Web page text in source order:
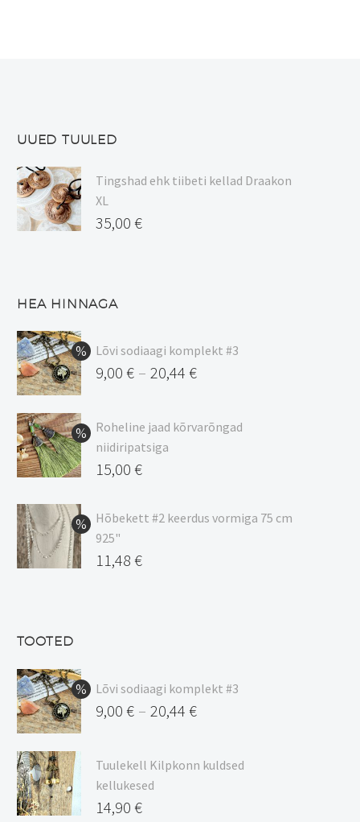
UUED TUULED
Tingshad ehk tiibeti kellad Draakon
XL
35,00 €
HEA HINNAGA
Lõvi sodiaagi komplekt #3
9,00 € – 20,44 €
9,00 €
kuni
20,44 €
Roheline jaad kõrvarõngad
niidiripatsiga
Algne
oli:
17,00 €.
15,00 €
hind
on:
15,00 €.
Hõbekett #2 keerdus vormiga 75 cm
925"
Algne
11,48 €
TOOTED
Lõvi sodiaagi komplekt #3
9,00 € – 20,44 €
9,00 €
kuni
20,44 €
Tuulekell Kilpkonn kuldsed
kellukesed
14,90 €